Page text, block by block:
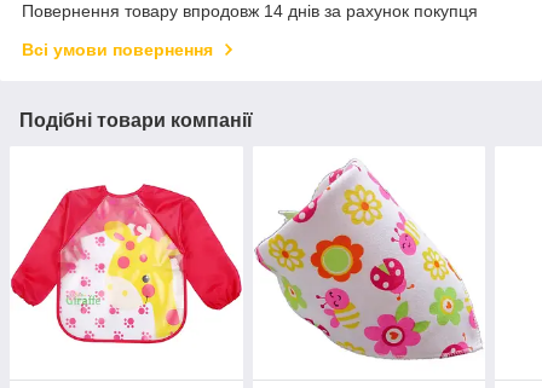
Повернення товару впродовж 14 днів за рахунок покупця
Всі умови повернення
Подібні товари компанії